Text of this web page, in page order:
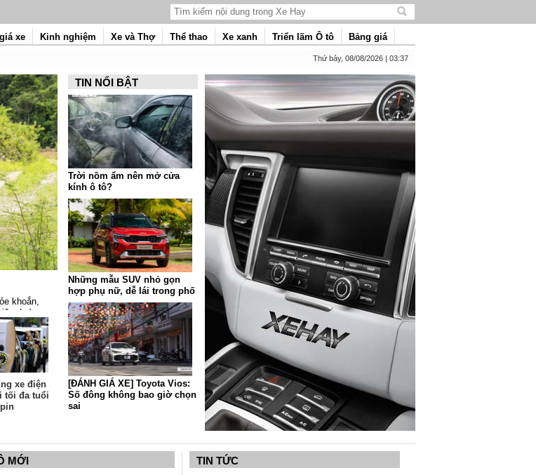
Tìm
nội
dung
xe Kinh nghiệm Xe và Thợ Thể thao Xe xanh Triển lãm Ô tô
Bảng giá
Thứ bảy, 08/08/2026 | 03:37
khoắn,
đường
xe điện
tối đa tuổi
TIN NỔI BẬT
Trời nồm ẩm nên mở cửa
kính ô tô?
Những mẫu SUV nhỏ gọn
hợp phụ nữ, dễ lái trong phố
[ĐÁNH GIÁ XE] Toyota Vios:
Số đông không bao giờ chọn
sai
MỚI TIN TỨC